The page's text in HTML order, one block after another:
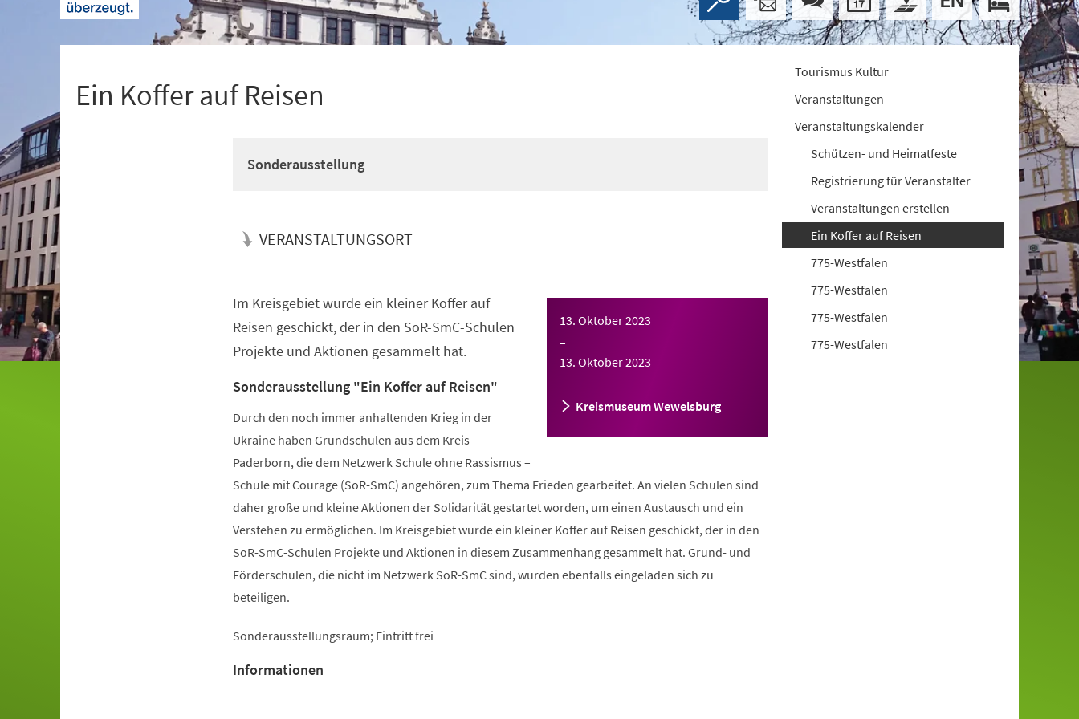
Ein Koffer auf Reisen
Sonderausstellung
VERANSTALTUNGSORT
13. Oktober 2023
–
13. Oktober 2023
Kreismuseum Wewelsburg
Im Kreisgebiet wurde ein kleiner Koffer auf
Reisen geschickt, der in den SoR-SmC-Schulen
Projekte und Aktionen gesammelt hat.
Sonderausstellung "Ein Koffer auf Reisen"
Durch den noch immer anhaltenden Krieg in der
Ukraine haben Grundschulen aus dem Kreis
Paderborn, die dem Netzwerk Schule ohne Rassismus –
Schule mit Courage (SoR-SmC) angehören, zum Thema Frieden gearbeitet. An vielen Schulen sind
daher große und kleine Aktionen der Solidarität gestartet worden, um einen Austausch und ein
Verstehen zu ermöglichen. Im Kreisgebiet wurde ein kleiner Koffer auf Reisen geschickt, der in den
SoR-SmC-Schulen Projekte und Aktionen in diesem Zusammenhang gesammelt hat. Grund- und
Förderschulen, die nicht im Netzwerk SoR-SmC sind, wurden ebenfalls eingeladen sich zu
beteiligen.
Sonderausstellungsraum; Eintritt frei
Informationen
Tourismus Kultur
Veranstaltungen
Veranstaltungskalender
Schützen- und Heimatfeste
Registrierung für Veranstalter
Veranstaltungen erstellen
Ein Koffer auf Reisen
775-Westfalen
775-Westfalen
775-Westfalen
775-Westfalen